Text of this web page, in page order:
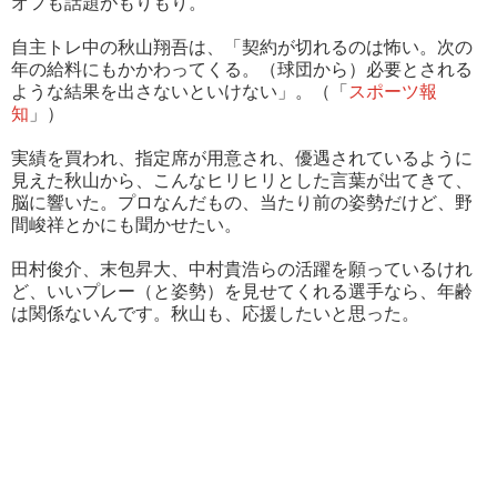
自主トレ中の秋山翔吾は、「契約が切れるのは怖い。次の
年の給料にもかかわってくる。（球団から）必要とされる
ような結果を出さないといけない」。（「 スポーツ報
知 」）
実績を買われ、指定席が用意され、優遇されているように
見えた秋山から、こんなヒリヒリとした言葉が出てきて、
脳に響いた。プロなんだもの、当たり前の姿勢だけど、野
間峻祥とかにも聞かせたい。
田村俊介、末包昇大、中村貴浩らの活躍を願っているけれ
ど、いいプレー（と姿勢）を見せてくれる選手なら、年齢
は関係ないんです。秋山も、応援したいと思った。